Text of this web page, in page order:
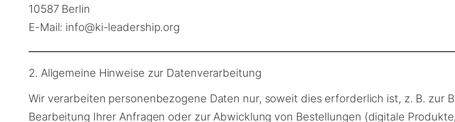
10587 Berlin
E-Mail: info@ki-leadership.org
2. Allgemeine Hinweise zur Datenverarbeitung
Wir verarbeiten personenbezogene Daten nur, soweit dies erforderlich ist, z. B. zur
Bearbeitung Ihrer Anfragen oder zur Abwicklung von Bestellungen (digitale